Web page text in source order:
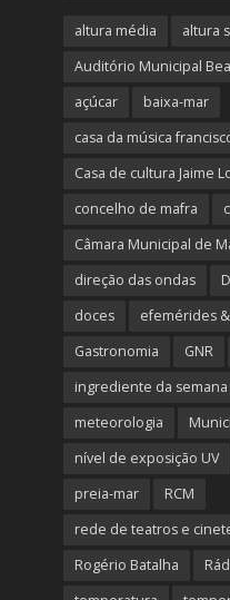
altura média altura
Auditório Municipal
açúcar
baixa-mar
casa da música
Casa de cultura Jaime
concelho de mafra
Câmara Municipal de
direção das ondas
doces
efemérides
Gastronomia
GNR
ingrediente da semana
meteorologia
nível de exposição UV
preia-mar
RCM
rede de teatros e
Rogério Batalha